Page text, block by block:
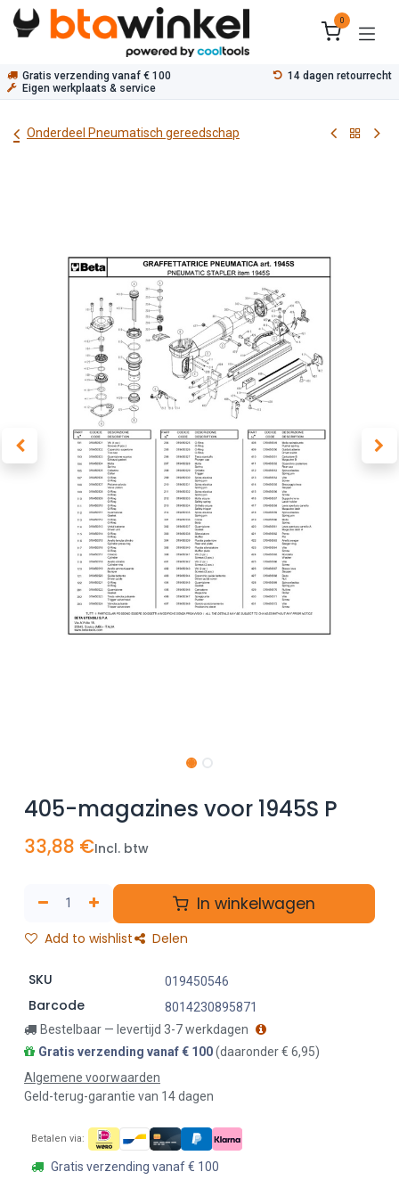
Overslaan naar inhoud
0
Gratis verzending vanaf € 100
14 dagen retourrecht
Eigen werkplaats & service
Onderdeel Pneumatisch gereedschap
405-magazines voor 1945S P
33,88 €Incl. btw
In winkelwagen
Add to wishlist Delen
SKU 019450546
Barcode
8014230895871
Bestelbaar — levertijd 3-7 werkdagen
Gratis verzending vanaf € 100(daaronder € 6,95)
Algemene voorwaarden
Geld-terug-garantie van 14 dagen
Betalen via:
Gratis verzending vanaf € 100